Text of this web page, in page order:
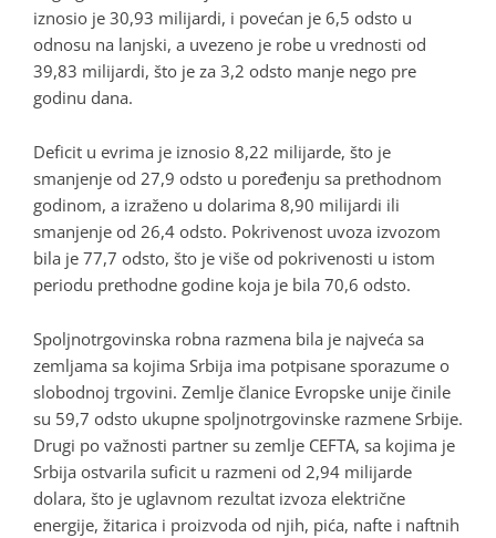
iznosio je 30,93 milijardi, i povećan je 6,5 odsto u
odnosu na lanjski, a uvezeno je robe u vrednosti od
39,83 milijardi, što je za 3,2 odsto manje nego pre
godinu dana.
Deficit u evrima je iznosio 8,22 milijarde, što je
smanjenje od 27,9 odsto u poređenju sa prethodnom
godinom, a izraženo u dolarima 8,90 milijardi ili
smanjenje od 26,4 odsto. Pokrivenost uvoza izvozom
bila je 77,7 odsto, što je više od pokrivenosti u istom
periodu prethodne godine koja je bila 70,6 odsto.
Spoljnotrgovinska robna razmena bila je najveća sa
zemljama sa kojima Srbija ima potpisane sporazume o
slobodnoj trgovini. Zemlje članice Evropske unije činile
su 59,7 odsto ukupne spoljnotrgovinske razmene Srbije.
Drugi po važnosti partner su zemlje CEFTA, sa kojima je
Srbija ostvarila suficit u razmeni od 2,94 milijarde
dolara, što je uglavnom rezultat izvoza električne
energije, žitarica i proizvoda od njih, pića, nafte i naftnih